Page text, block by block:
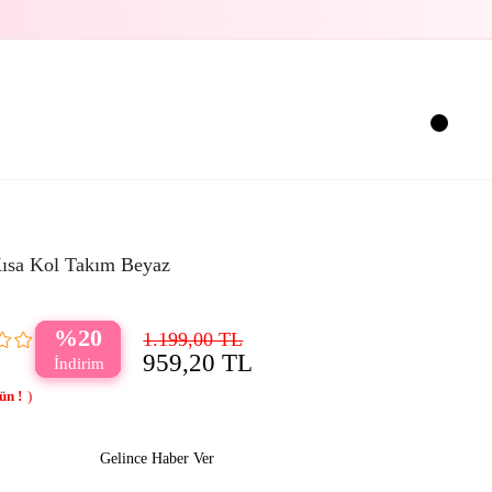
Kol Takım Beyaz
20 1.199,00 TL
959,20 TL
Gelince Haber Ver